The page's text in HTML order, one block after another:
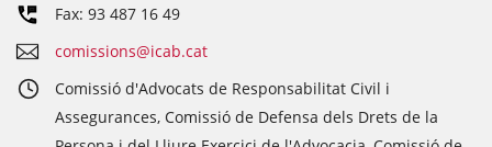
Fax: 93 487 16 49
comissions@icab.cat
Comissió d'Advocats de Responsabilitat Civil i
Assegurances, Comissió de Defensa dels Drets de la